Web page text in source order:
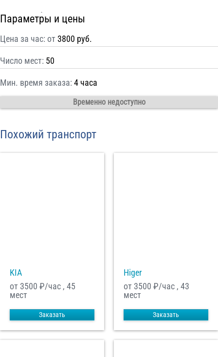
Параметры и цены
Цена за час: от 3800 руб.
Число мест: 50
Мин. время заказа: 4 часа
Временно недоступно
Похожий транспорт
KIA
от 3500 ₽/час , 45
мест
Заказать
Higer
от 3500 ₽/час , 43
мест
Заказать